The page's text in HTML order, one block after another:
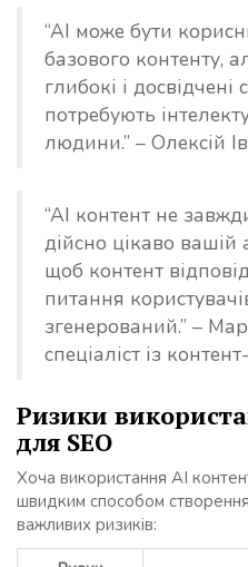
“AI може бути
базового контенту,
глибокі і досвідчені
потребують
людини.” – Олексій
“AI контент не
дійсно цікаво вашій
щоб контент
питання
згенерований.” –
спеціаліст із
Ризики
для SEO
Хоча використання AI
швидким способом створення
важливих ризиків: